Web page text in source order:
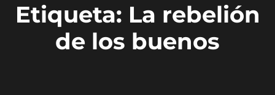
Etiqueta: La rebelión
de los buenos